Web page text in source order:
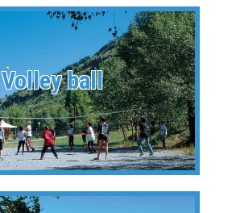
Volley ball